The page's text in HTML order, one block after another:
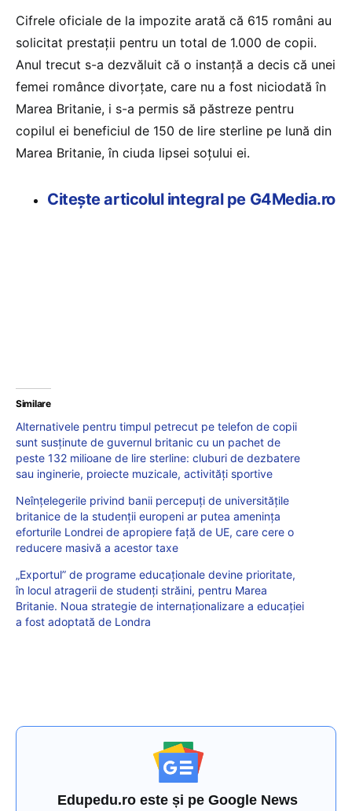
Cifrele oficiale de la impozite arată că 615 români au
solicitat prestații pentru un total de 1.000 de copii.
Anul trecut s-a dezvăluit că o instanță a decis că unei
femei românce divorțate, care nu a fost niciodată în
Marea Britanie, i s-a permis să păstreze pentru
copilul ei beneficiul de 150 de lire sterline pe lună din
Marea Britanie, în ciuda lipsei soțului ei.
Citește articolul integral pe G4Media.ro
Similare
Alternativele pentru timpul petrecut pe telefon de copii
sunt susținute de guvernul britanic cu un pachet de
peste 132 milioane de lire sterline: cluburi de dezbatere
sau inginerie, proiecte muzicale, activități sportive
Neînțelegerile privind banii percepuți de universitățile
britanice de la studenții europeni ar putea amenința
eforturile Londrei de apropiere față de UE, care cere o
reducere masivă a acestor taxe
„Exportul” de programe educaționale devine prioritate,
în locul atragerii de studenți străini, pentru Marea
Britanie. Noua strategie de internaționalizare a educației
a fost adoptată de Londra
Edupedu.ro este și pe Google News